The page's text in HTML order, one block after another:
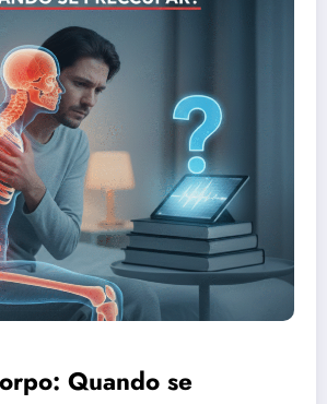
Quando se